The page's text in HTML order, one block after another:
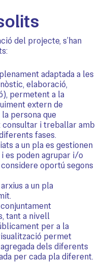
del projecte, s’han
adaptada a les
elaboració,
permetent a la
extern de
persona que
i treballar amb
fases.
a un pla es gestionen
es poden agrupar i/o
oportú segons
a un pla
tant a nivell
per a la
permet
dels diferents
per cada pla diferent.